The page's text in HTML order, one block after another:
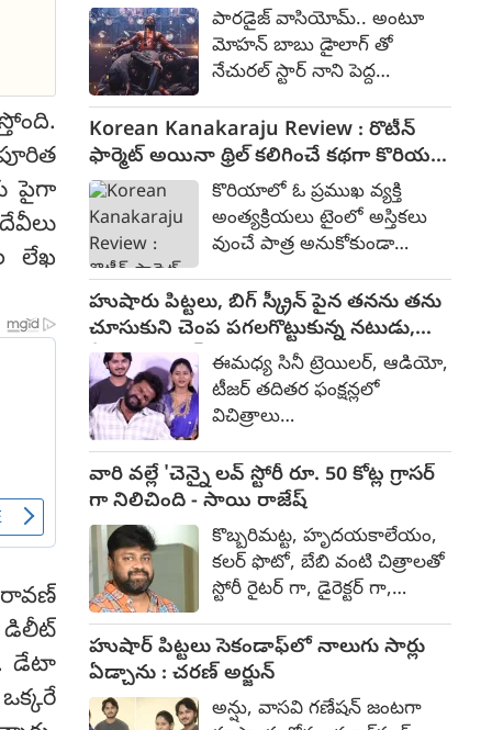
పైగా
లేఖ
రావణ్
డేటా
పారడైజ్ వాసియోమ్.. అంటూ
మోహన్ బాబు డైాలాగ్ తో
నేచురల్ స్టార్ నాని పెద్ద
ది ప్యారడైజ్ టీజర్ కనిపించింది.
పారడైజన్ అనే జాగా కోసం
పోరాటం చేస్తున్న కథగా
అనిపించింది. దర్శకుడు శ్రీకాంత్
ఒడెల ఈ చిత్రాన్ని అత్యంత భారీ
స్థాయిలో, ప్రతిష్టాత్మకంగా
రూపొందిస్తున్నారు. SLV సినిమాస్‌
బ్యానర్ పై సుధాకర్ చెరుకూరి ఈ
చిత్రాన్ని భారీ బడ్జెట్‌తో
నిర్మిస్తున్నారు.
Korean Kanakaraju Review : రొటీన్
ఫార్మెట్ అయినా థ్రిల్ కలిగించే కథగా కొరియన్
కనకరాజు - రివ్యూకొరియాలో ఓ ప్రముఖ వ్యక్తి
అంత్యక్రియలు టైంలో అస్తికలు
వుంచే పాత్ర అనుకోకుండా
ఆంధ్రప్రదేశ్ లోని పెనుకొండ
ప్రాంతంలో ఓ బార్ ఓనర్ దగ్గరకు
చేరుతుంది. ఇక అక్కడ నివశించే
కనకరాజు (వరుణ్ తేజ్) చిన్న
డాన్స్ ట్రూప్ తో కాలం
గడిపేస్తుంటాడు. పెద్ద కోపిష్టి.
కూడా. ఊరిలో ఫొటోగ్రాపర్
స్నేహితుడు కిష్టప్ప (సత్య).
అయితే, కనకరాజు అందరితోనూ
గొడవపడుతుంటాడు.
తనముందు అన్యాయం జరిగితే
సహించడు. ఈ నేపథ్యంలో
జరుగుతుంది. మరోవైపు కియా
కంపెనీలో పని చేసే అమ్మాయి చైత్ర
(రితికా నాయక్)ని చూసి
కనకరాజు ప్రేమలో పడతాడు.
హుషారు పిట్టలు, బిగ్ స్క్రీన్ పైన తనను తను
చూసుకుని చెంప పగలగొట్టుకున్న నటుడు,
వీడియో వైరల్ ఈమధ్య సినీ ట్రెయిలర్, ఆడియో,
టీజర్ తదితర ఫంక్షన్లలో
విచిత్రాలు
కొంతమంది దుస్తులు గురించి
నేను మాట్లాడనమ్మా.. లేనిపోనిది
మాట్లాడితే తంటా అన్నారు. ఇలా
చెప్పుకుంటూ పోతే చాలా చిత్రాలే
జరుగుతున్నాయి. తాజాగా
హుషారు పిట్టలు చిత్రం మీడియా
సమావేశంలో ఈవెంట్ వేదికపై
నుంచి మాట్లాడుతున్న నటుడు
పుట్టా భాను ఒక్కసారిగా చెంపకేసి
పదేపదే కొట్టుకున్నాడు. దీనితో
వారి వల్లే 'చెన్నై లవ్ స్టోరీ రూ. 50 కోట్ల గ్రాసర్
గా నిలిచింది - సాయి రాజేష్
కొబ్బరిమట్ట, హృదయకాలేయం,
కలర్ ఫొటో, బేబి వంటి చిత్రాలతో
స్టోరీ రైటర్ గా, డైరెక్టర్ గా,
ప్రత్యేకమైన బ్రాండ్ క్రియేట్
చేసుకున్నారు సాయి రాజేష్.
ఆయన కథను అందించి
ప్రొడ్యూసర్ ఎస్ కేఎన్ తో కలిసి
హుషార్‌ పిట్టలు సెకండాఫ్‌లో నాలుగు సార్లు
ఏడ్చాను : చరణ్‌ అర్జున్‌
అన్షు, వాసవి గణేషన్‌ జంటగా